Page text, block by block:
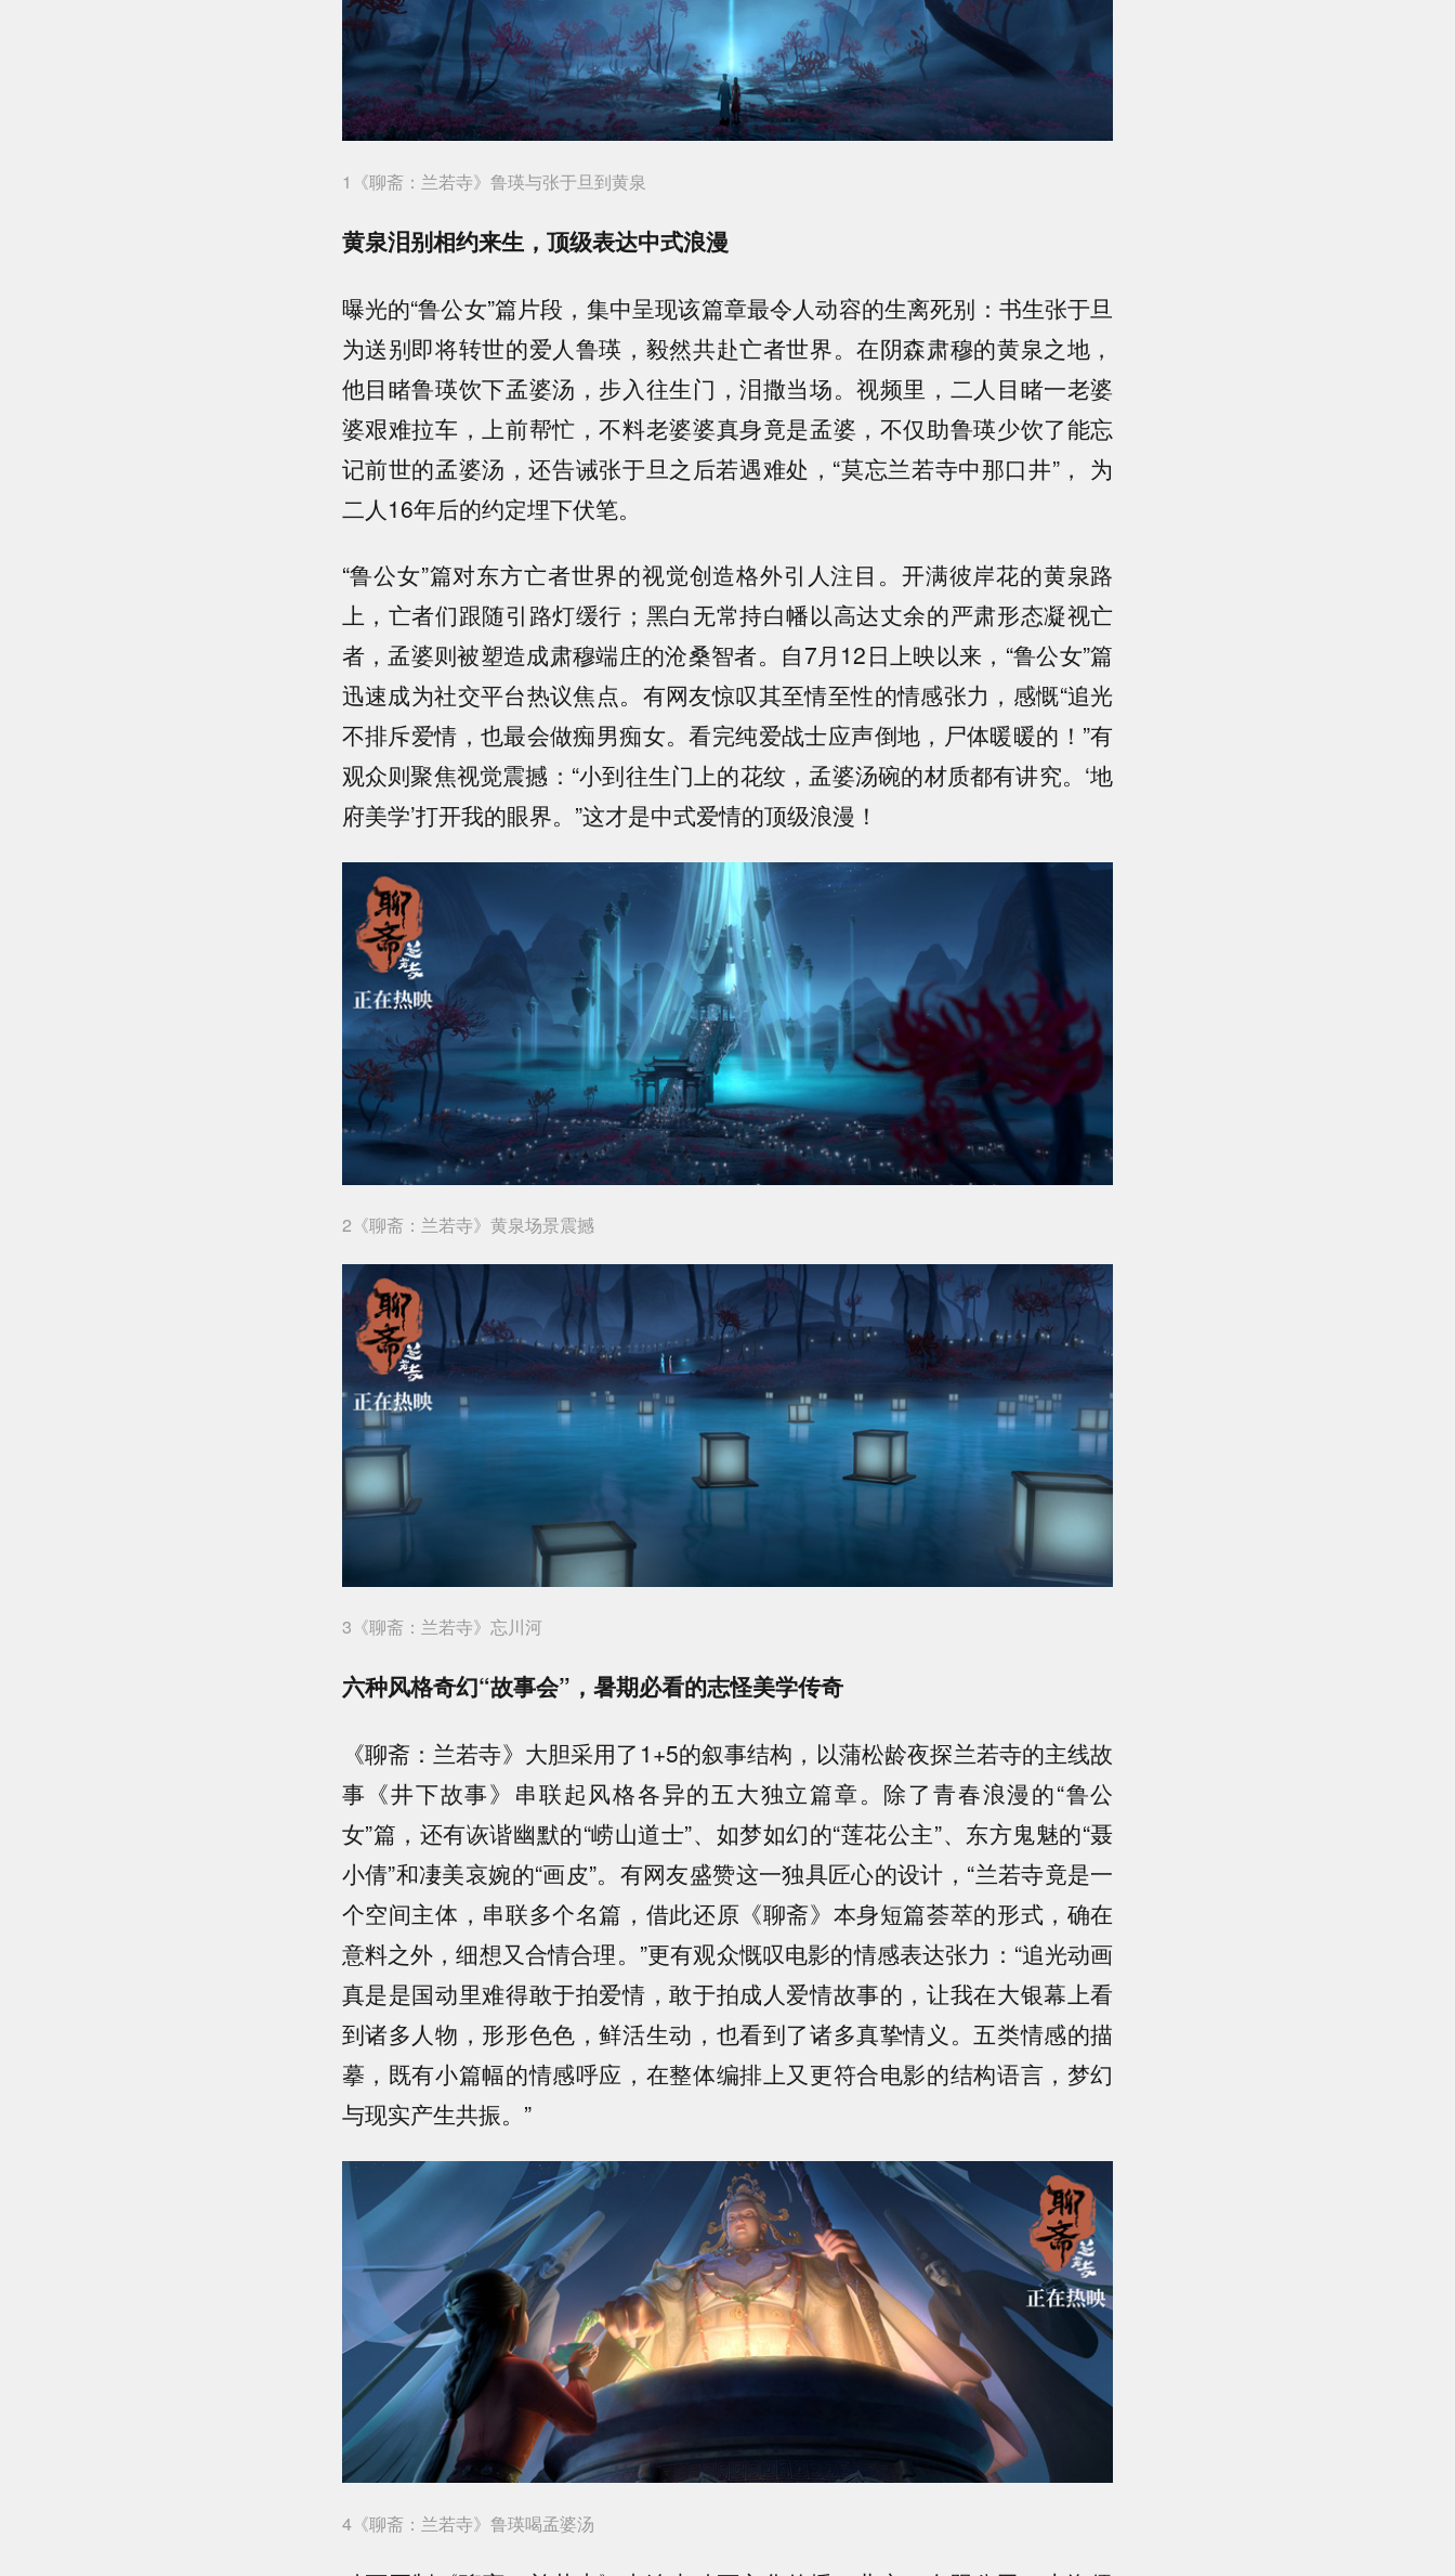
1《聊斋：兰若寺》鲁瑛与张于旦到黄泉
黄泉泪别相约来生，顶级表达中式浪漫
曝光的“鲁公女”篇片段，集中呈现该篇章最令人动容的生离死别：书生张于旦
为送别即将转世的爱人鲁瑛，毅然共赴亡者世界。在阴森肃穆的黄泉之地，
他目睹鲁瑛饮下孟婆汤，步入往生门，泪撒当场。视频里，二人目睹一老婆
婆艰难拉车，上前帮忙，不料老婆婆真身竟是孟婆，不仅助鲁瑛少饮了能忘
记前世的孟婆汤，还告诫张于旦之后若遇难处，“莫忘兰若寺中那口井”， 为
二人16年后的约定埋下伏笔。
“鲁公女”篇对东方亡者世界的视觉创造格外引人注目。开满彼岸花的黄泉路
上，亡者们跟随引路灯缓行；黑白无常持白幡以高达丈余的严肃形态凝视亡
者，孟婆则被塑造成肃穆端庄的沧桑智者。自7月12日上映以来，“鲁公女”篇
迅速成为社交平台热议焦点。有网友惊叹其至情至性的情感张力，感慨“追光
不排斥爱情，也最会做痴男痴女。看完纯爱战士应声倒地，尸体暖暖的！”有
观众则聚焦视觉震撼：“小到往生门上的花纹，孟婆汤碗的材质都有讲究。‘地
府美学’打开我的眼界。”这才是中式爱情的顶级浪漫！
2《聊斋：兰若寺》黄泉场景震撼
3《聊斋：兰若寺》忘川河
六种风格奇幻“故事会”，暑期必看的志怪美学传奇
《聊斋：兰若寺》大胆采用了1+5的叙事结构，以蒲松龄夜探兰若寺的主线故
事《井下故事》串联起风格各异的五大独立篇章。除了青春浪漫的“鲁公
女”篇，还有诙谐幽默的“崂山道士”、如梦如幻的“莲花公主”、东方鬼魅的“聂
小倩”和凄美哀婉的“画皮”。有网友盛赞这一独具匠心的设计，“兰若寺竟是一
个空间主体，串联多个名篇，借此还原《聊斋》本身短篇荟萃的形式，确在
意料之外，细想又合情合理。”更有观众慨叹电影的情感表达张力：“追光动画
真是是国动里难得敢于拍爱情，敢于拍成人爱情故事的，让我在大银幕上看
到诸多人物，形形色色，鲜活生动，也看到了诸多真挚情义。五类情感的描
摹，既有小篇幅的情感呼应，在整体编排上又更符合电影的结构语言，梦幻
与现实产生共振。”
4《聊斋：兰若寺》鲁瑛喝孟婆汤